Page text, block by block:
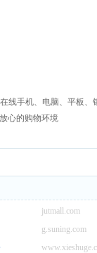
线手机、电脑、平板
心的购物环境
jutmall.com
g.suning.com